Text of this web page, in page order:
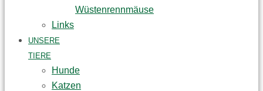
Wüstenrennmäuse
Links
UNSERE
TIERE
Hunde
Katzen